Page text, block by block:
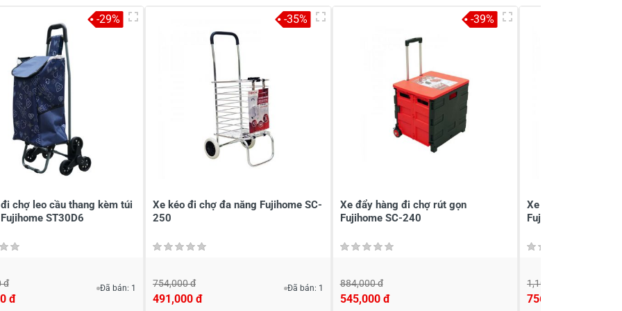
tên* Tiêu đề của nhận xét*
chợ leo cầu thang kèm túi
ST30D6
đ
đ
Đã bán: 1
-29%
Xe kéo đi chợ đa năng Fujihome SC-
250
754,000 đ
491,000 đ
Đã bán: 1
-35%
Xe đẩy hàng đi chợ rút gọn
Fujihome SC-240
884,000 đ
545,000 đ
-39%
Xe kéo đi chợ, leo
Fujihome SC-260
1,104,000 đ
756,000 đ